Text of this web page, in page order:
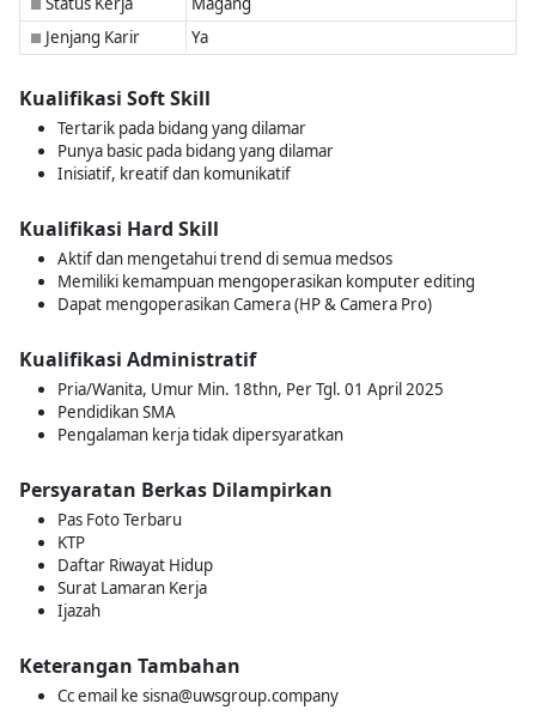
■
■ Jenjang Karir Ya
Kualifikasi Soft Skill
Tertarik pada bidang yang dilamar
Punya basic pada bidang yang dilamar
Inisiatif, kreatif dan komunikatif
Kualifikasi Hard Skill
Aktif dan mengetahui trend di semua medsos
Memiliki kemampuan mengoperasikan komputer editing
Dapat mengoperasikan Camera (HP & Camera Pro)
Kualifikasi Administratif
Pria/Wanita, Umur Min. 18thn, Per Tgl. 01 April 2025
Pendidikan SMA
Pengalaman kerja tidak dipersyaratkan
Persyaratan Berkas Dilampirkan
Pas Foto Terbaru
KTP
Daftar Riwayat Hidup
Surat Lamaran Kerja
Ijazah
Keterangan Tambahan
Cc email ke sisna@uwsgroup.company